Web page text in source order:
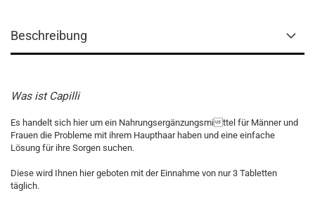
Beschreibung
Was ist Capilli
Es handelt sich hier um ein Nahrungsergänzungsmittel für Männer und
Frauen die Probleme mit ihrem Haupthaar haben und eine einfache
Lösung für ihre Sorgen suchen.
Diese wird Ihnen hier geboten mit der Einnahme von nur 3 Tabletten
täglich.